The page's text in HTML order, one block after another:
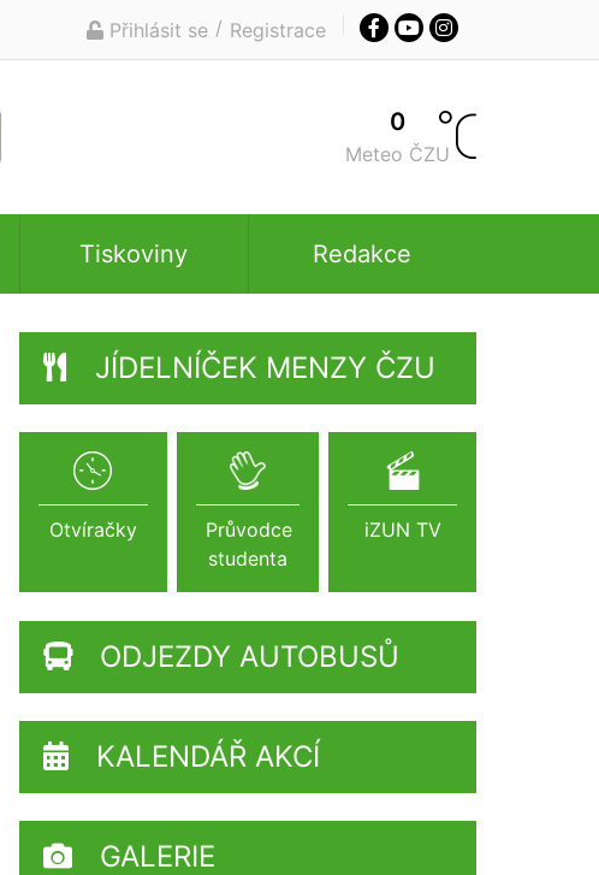
Přihlásit se / Registrace
0
Meteo ČZU
Tiskoviny Redakce
JÍDELNÍČEK MENZY ČZU
Otvíračky
Průvodce
studenta
iZUN TV
ODJEZDY AUTOBUSŮ
KALENDÁŘ AKCÍ
GALERIE